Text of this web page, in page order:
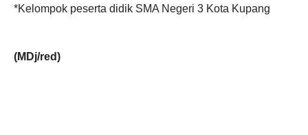
*Kelompok peserta didik SMA Negeri 3 Kota Kupang
(MDj/red)